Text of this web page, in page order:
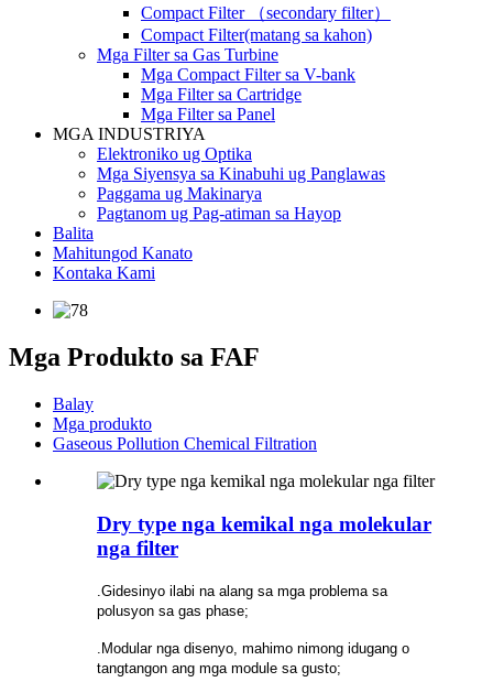
Compact Filter （secondary filter）
Compact Filter(matang sa kahon)
Mga Filter sa Gas Turbine
Mga Compact Filter sa V-bank
Mga Filter sa Cartridge
Mga Filter sa Panel
MGA INDUSTRIYA
Elektroniko ug Optika
Mga Siyensya sa Kinabuhi ug Panglawas
Paggama ug Makinarya
Pagtanom ug Pag-atiman sa Hayop
Balita
Mahitungod Kanato
Kontaka Kami
Mga Produkto sa FAF
Balay
Mga produkto
Gaseous Pollution Chemical Filtration
Dry type nga kemikal nga molekular
nga filter
.Gidesinyo ilabi na alang sa mga problema sa
polusyon sa gas phase;
.Modular nga disenyo, mahimo nimong idugang o
tangtangon ang mga module sa gusto;